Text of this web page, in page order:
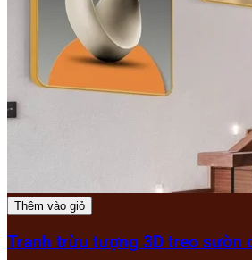
Thêm vào giỏ
Tranh trừu tượng 3D treo sườn